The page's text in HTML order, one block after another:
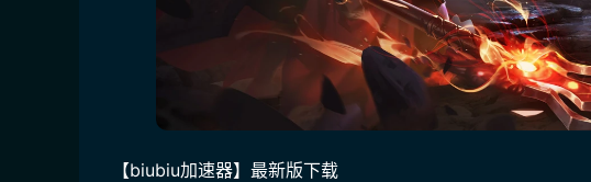
【biubiu加速器】最新版下载